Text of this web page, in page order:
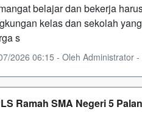
belajar dan bekerja
kelas dan sekolah
s
2026 06:15 - Oleh Administrator
Ramah SMA Negeri 5